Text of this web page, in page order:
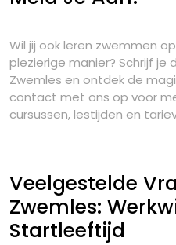
Wil jij ook leren zwemmen
plezierige manier? Schrijf je
Zwemles en ontdek de
contact met ons op voor
cursussen, lestijden en
Veelgestelde
Zwemles:
Startleeftijd